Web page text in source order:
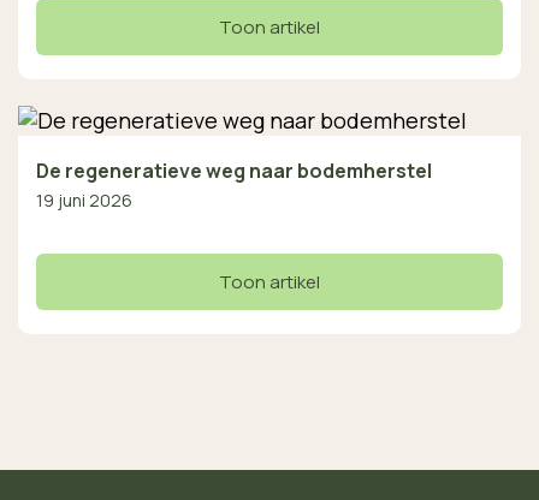
Toon artikel
De regeneratieve weg naar bodemherstel
19 juni 2026
Toon artikel